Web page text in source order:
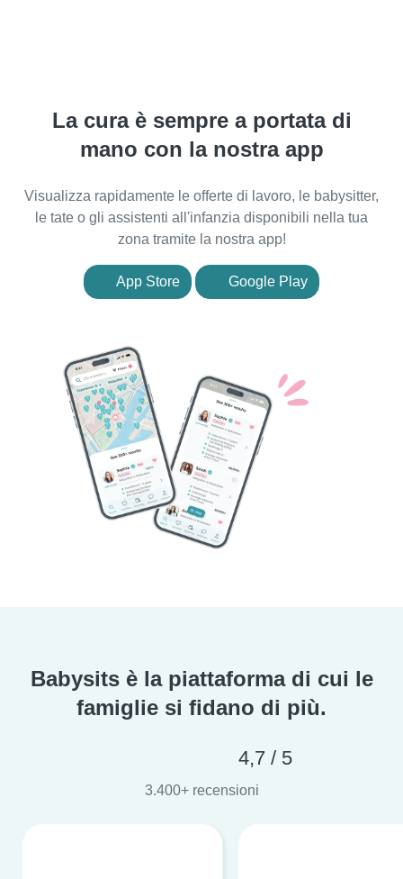
La cura è sempre a portata di
mano con la nostra app
Visualizza rapidamente le offerte di lavoro, le babysitter,
le tate o gli assistenti all'infanzia disponibili nella tua
zona tramite la nostra app!
App Store Google Play
Babysits è la piattaforma di cui le
famiglie si fidano di più.
4,7 / 5
3.400+ recensioni